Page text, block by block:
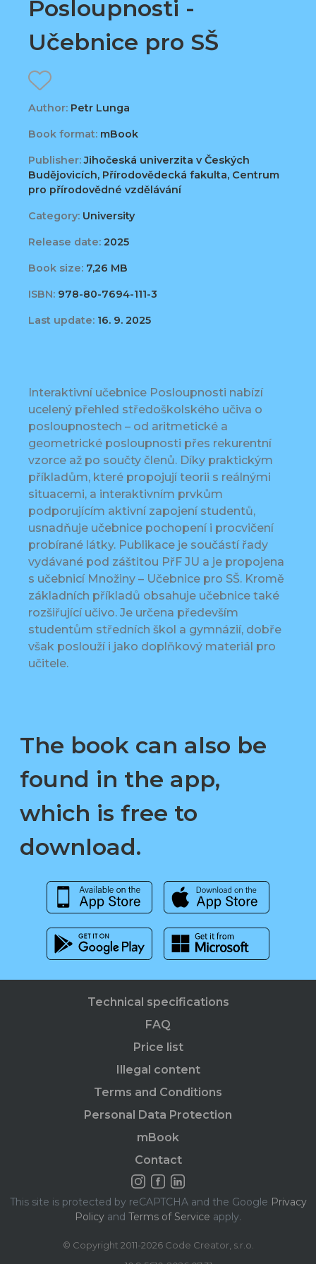
Posloupnosti -
Učebnice pro SŠ
Author: Petr Lunga
Book format: mBook
Publisher:Jihočeská univerzita v Českých
Budějovicích, Přírodovědecká fakulta, Centrum
pro přírodovědné vzdělávání
Category: University
Release date: 2025
Book size: 7,26 MB
ISBN: 978-80-7694-111-3
Last update: 16. 9. 2025
Interaktivní učebnice Posloupnosti nabízí
ucelený přehled středoškolského učiva o
posloupnostech – od aritmetické a
geometrické posloupnosti přes rekurentní
vzorce až po součty členů. Díky praktickým
příkladům, které propojují teorii s reálnými
situacemi, a interaktivním prvkům
podporujícím aktivní zapojení studentů,
usnadňuje učebnice pochopení i procvičení
probírané látky. Publikace je součástí řady
vydávané pod záštitou PřF JU a je propojena
s učebnicí Množiny – Učebnice pro SŠ. Kromě
základních příkladů obsahuje učebnice také
rozšiřující učivo. Je určena především
studentům středních škol a gymnázií, dobře
však poslouží i jako doplňkový materiál pro
učitele.
The book can also be
found in the app,
which is free to
download.
Technical specifications
FAQ
Price list
Illegal content
Terms and Conditions
Personal Data Protection
mBook
Contact
This site is protected by reCAPTCHA and the Google Privacy
Policy and Terms of Service apply.
© Copyright 2011-2026 Code Creator, s.r.o.